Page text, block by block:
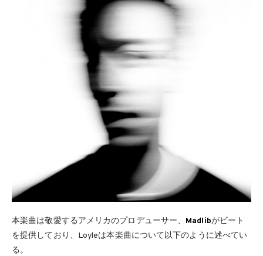
本楽曲は敬愛するアメリカのプロデューサー、 Madlibがビート
を提供しており、Loyleは本楽曲について以下のように述べてい
る。